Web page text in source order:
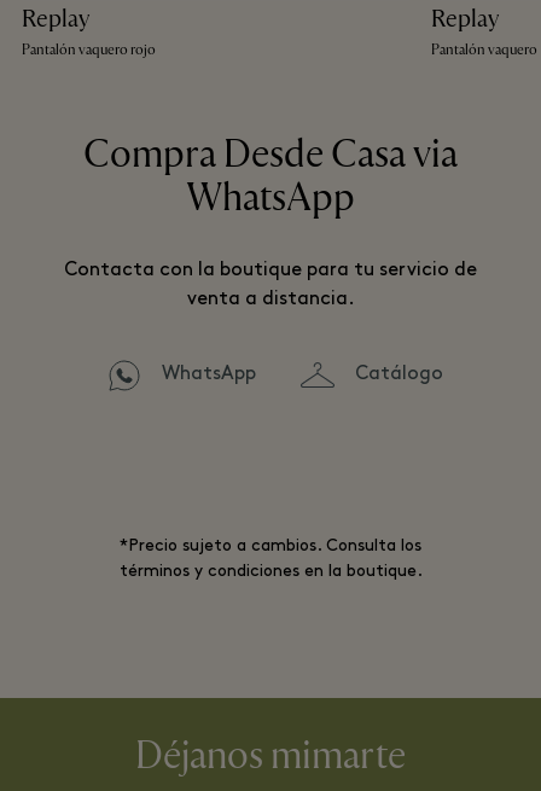
Replay
Pantalón vaquero rojo
Replay
Pantalón vaquero
Compra Desde Casa via
WhatsApp
Contacta con la boutique para tu servicio de
venta a distancia.
WhatsApp Catálogo
*Precio sujeto a cambios. Consulta los
términos y condiciones en la boutique.
Déjanos mimarte